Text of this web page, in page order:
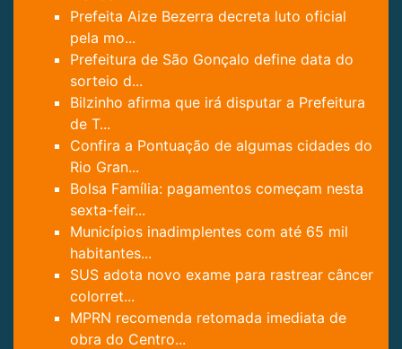
Prefeita Aize Bezerra decreta luto oficial
pela mo...
Prefeitura de São Gonçalo define data do
sorteio d...
Bilzinho afirma que irá disputar a Prefeitura
de T...
Confira a Pontuação de algumas cidades do
Rio Gran...
Bolsa Família: pagamentos começam nesta
sexta-feir...
Municípios inadimplentes com até 65 mil
habitantes...
SUS adota novo exame para rastrear câncer
colorret...
MPRN recomenda retomada imediata de
obra do Centro...